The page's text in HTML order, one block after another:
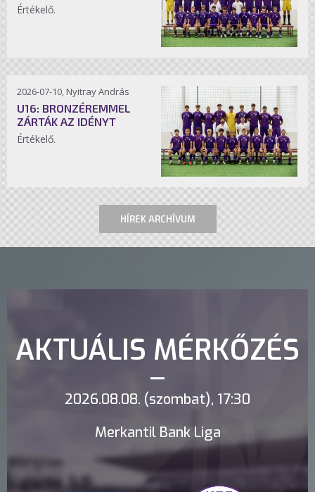
Értékelő.
2026-07-10, Nyitray András
U16: BRONZÉREMMEL
ZÁRTÁK AZ IDÉNYT
Értékelő.
HÍREK ARCHÍVUM
AKTUÁLIS MÉRKŐZÉS
2026.08.08. (szombat), 17:30
Merkantil Bank Liga